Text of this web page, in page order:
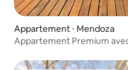
Appartement ⋅ Mendoza
Appartement Premium